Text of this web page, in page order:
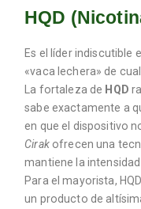
HQD
Es el líder indiscutible
«vaca lechera» de
La fortaleza de HQD
sabe exactamente a
en que el dispositivo
Cirakofrecen una
mantiene la
Para el mayorista,
un producto de